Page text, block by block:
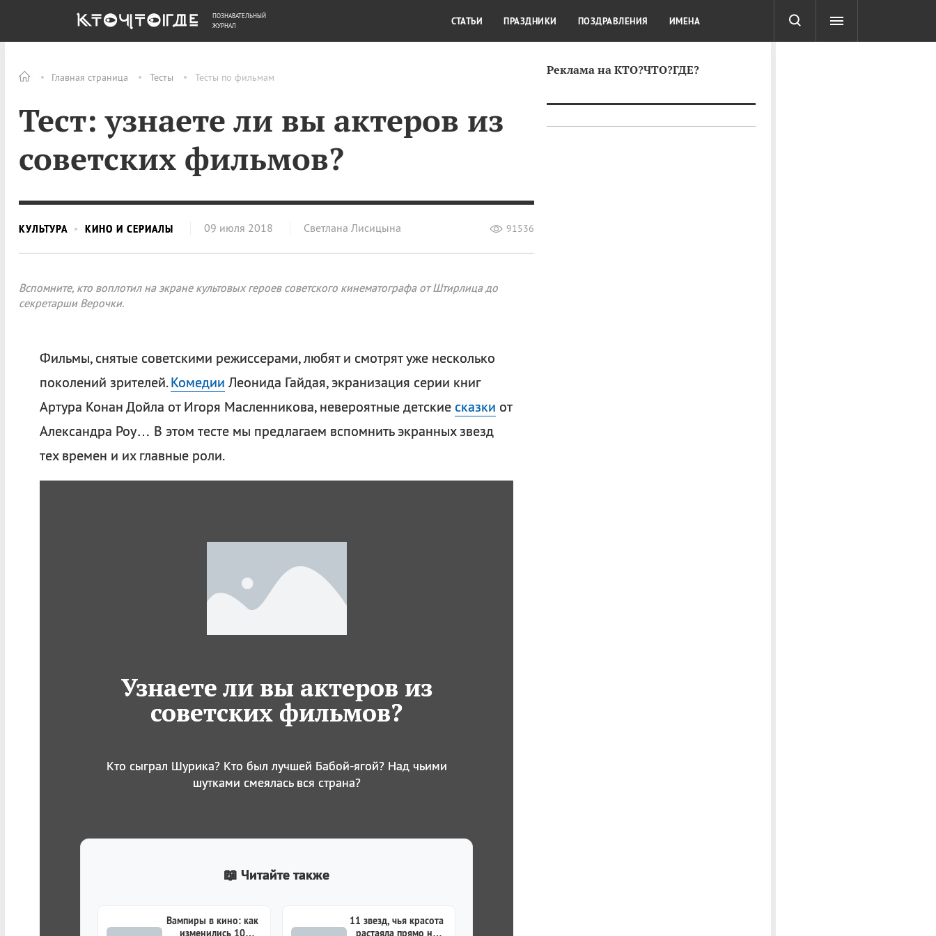
Главная страница Тесты Тесты по фильмам
Тест: узнаете ли вы актеров из
советских фильмов?
КУЛЬТУРА КИНО И СЕРИАЛЫ 09 июля 2018 Светлана Лисицына 91536
Вспомните, кто воплотил на экране культовых героев советского кинематографа от Штирлица до
секретарши Верочки.
Фильмы, снятые советскими режиссерами, любят и смотрят уже несколько
поколений зрителей.Комедии Леонида Гайдая, экранизация серии книг
Артура Конан Дойла от Игоря Масленникова, невероятные детские сказки от
Александра Роу… В этом тесте мы предлагаем вспомнить экранных звезд
тех времен и их главные роли.
Узнаете ли вы актеров из
советских фильмов?
Кто сыграл Шурика? Кто был лучшей Бабой-ягой? Над чьими
шутками смеялась вся страна?
📖 Читайте также
Вампиры в кино: как
изменились 10
11 звезд, чья красота
растаяла прямо на
Реклама на КТО?ЧТО?ГДЕ?
ОБЩЕСТВО ДЕНЬГИ КУЛЬТУРА КРАСОТА ТЕСТЫ
ПОЗНАВАТЕЛЬНЫЙ
ЖУРНАЛ
СТАТЬИ ПРАЗДНИКИ ПОЗДРАВЛЕНИЯ ИМЕНА